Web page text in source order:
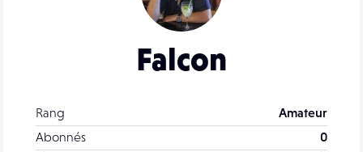
Falcon
Rang
Amateur
Abonnés
0